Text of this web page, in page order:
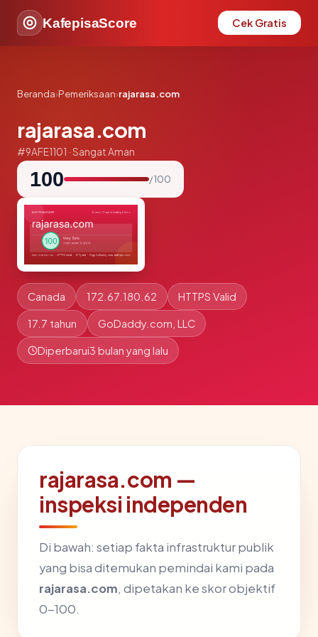
KafepisaScore Cek Gratis
Beranda›Pemeriksaan›rajarasa.com
rajarasa.com
#9AFE1101 · Sangat Aman
100 / 100
Canada 172.67.180.62 HTTPS Valid
17.7 tahun GoDaddy.com, LLC
Diperbarui3 bulan yang lalu
rajarasa.com —
inspeksi independen
Di bawah: setiap fakta infrastruktur publik
yang bisa ditemukan pemindai kami pada
rajarasa.com, dipetakan ke skor objektif
0-100.